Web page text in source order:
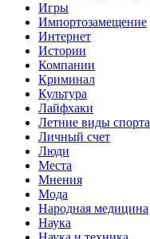
Игры
Импортозамещение
Интернет
Истории
Компании
Криминал
Культура
Лайфхаки
Летние виды спорта
Личный счет
Люди
Места
Мнения
Мода
Народная медицина
Наука